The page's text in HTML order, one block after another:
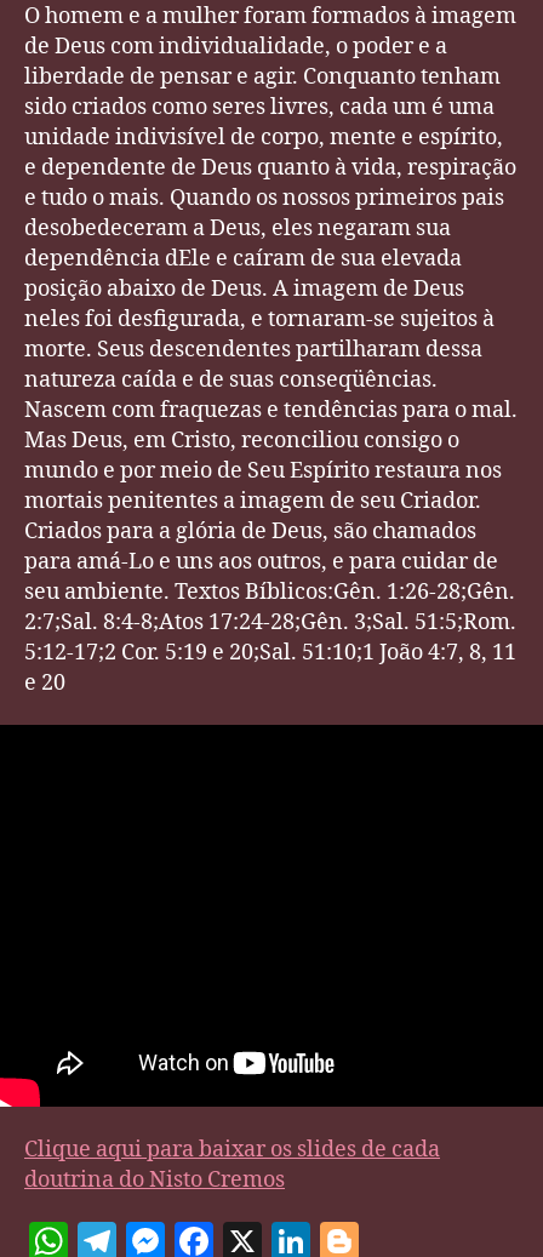
O homem e a mulher foram formados à imagem
de Deus com individualidade, o poder e a
liberdade de pensar e agir. Conquanto tenham
sido criados como seres livres, cada um é uma
unidade indivisível de corpo, mente e espírito,
e dependente de Deus quanto à vida, respiração
e tudo o mais. Quando os nossos primeiros pais
desobedeceram a Deus, eles negaram sua
dependência dEle e caíram de sua elevada
posição abaixo de Deus. A imagem de Deus
neles foi desfigurada, e tornaram-se sujeitos à
morte. Seus descendentes partilharam dessa
natureza caída e de suas conseqüências.
Nascem com fraquezas e tendências para o mal.
Mas Deus, em Cristo, reconciliou consigo o
mundo e por meio de Seu Espírito restaura nos
mortais penitentes a imagem de seu Criador.
Criados para a glória de Deus, são chamados
para amá-Lo e uns aos outros, e para cuidar de
seu ambiente. Textos Bíblicos:Gên. 1:26-28;Gên.
2:7;Sal. 8:4-8;Atos 17:24-28;Gên. 3;Sal. 51:5;Rom.
5:12-17;2 Cor. 5:19 e 20;Sal. 51:10;1 João 4:7, 8, 11
e 20
Clique aqui para baixar os slides de cada
doutrina do Nisto Cremos
W T
M F
X
Li